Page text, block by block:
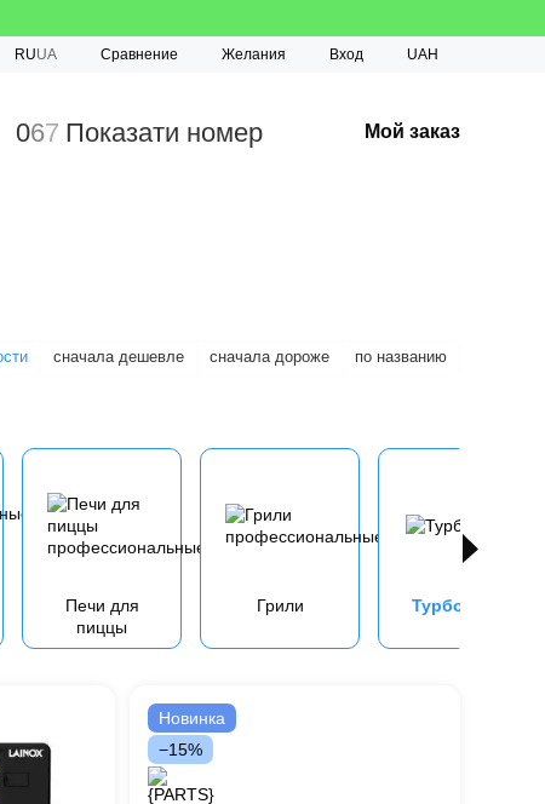
RUUA Сравнение Желания Вход UAH
067 Показати номер Мой заказ
сначала дешевле сначала дороже по названию
Печи для
пиццы
Грили Турбопечи
Новинка
−15%